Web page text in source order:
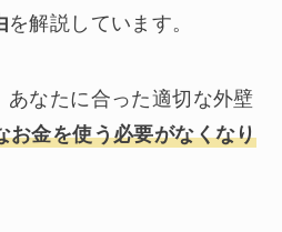
を解説しています。
あなたに合った適切な外壁
お金を使う必要がなくなり